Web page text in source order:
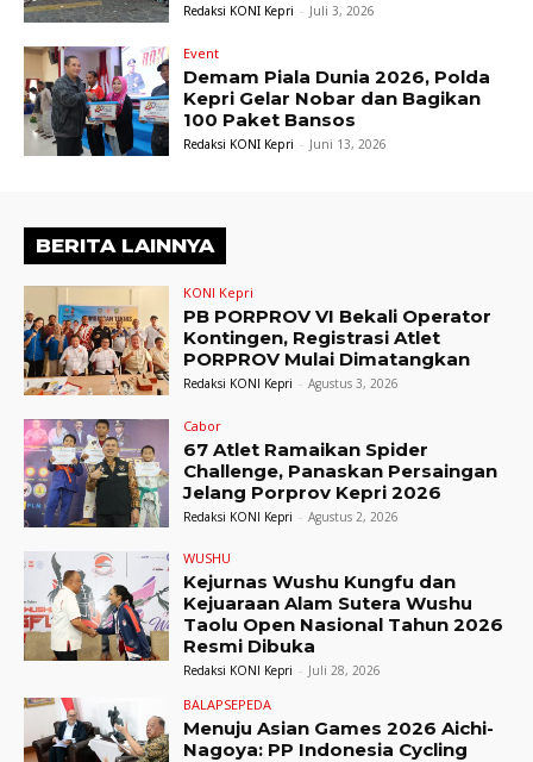
Redaksi KONI Kepri - Juli 3, 2026
Event
Demam Piala Dunia 2026, Polda
Kepri Gelar Nobar dan Bagikan
100 Paket Bansos
Redaksi KONI Kepri - Juni 13, 2026
BERITA LAINNYA
KONI Kepri
PB PORPROV VI Bekali Operator
Kontingen, Registrasi Atlet
PORPROV Mulai Dimatangkan
Redaksi KONI Kepri - Agustus 3, 2026
Cabor
67 Atlet Ramaikan Spider
Challenge, Panaskan Persaingan
Jelang Porprov Kepri 2026
Redaksi KONI Kepri - Agustus 2, 2026
WUSHU
Kejurnas Wushu Kungfu dan
Kejuaraan Alam Sutera Wushu
Taolu Open Nasional Tahun 2026
Resmi Dibuka
Redaksi KONI Kepri - Juli 28, 2026
BALAPSEPEDA
Menuju Asian Games 2026 Aichi-
Nagoya: PP Indonesia Cycling